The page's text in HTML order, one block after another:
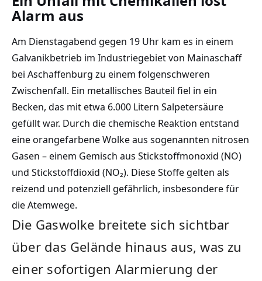
Alarm aus
Am Dienstagabend gegen 19 Uhr kam es in einem
Galvanikbetrieb im Industriegebiet von Mainaschaff
bei Aschaffenburg zu einem folgenschweren
Zwischenfall. Ein metallisches Bauteil fiel in ein
Becken, das mit etwa 6.000 Litern Salpetersäure
gefüllt war. Durch die chemische Reaktion entstand
eine orangefarbene Wolke aus sogenannten nitrosen
Gasen – einem Gemisch aus Stickstoffmonoxid (NO)
und Stickstoffdioxid (NO₂). Diese Stoffe gelten als
reizend und potenziell gefährlich, insbesondere für
die Atemwege.
Die Gaswolke breitete sich sichtbar
über das Gelände hinaus aus, was zu
einer sofortigen Alarmierung der